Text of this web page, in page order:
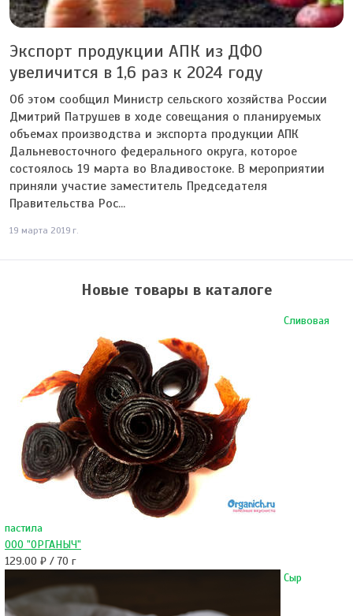
Экспорт продукции АПК из ДФО
увеличится в 1,6 раз к 2024 году
Об этом сообщил Министр сельского хозяйства России
Дмитрий Патрушев в ходе совещания о планируемых
объемах производства и экспорта продукции АПК
Дальневосточного федерального округа, которое
состоялось 19 марта во Владивостоке. В мероприятии
приняли участие заместитель Председателя
Правительства Рос...
19 марта 2019 г.
Новые товары в каталоге
Сливовая
пастила
ООО "ОРГАНЫЧ"
129.00 ₽ / 70 г
Сыр